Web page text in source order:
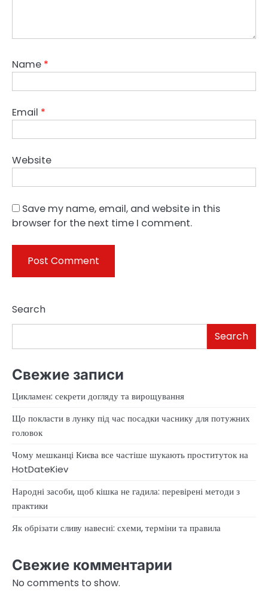
Name *
Email *
Website
Save my name, email, and website in this
browser for the next time I comment.
Search
Search
Свежие записи
Цикламен: секрети догляду та вирощування
Що покласти в лунку під час посадки часнику для потужних
головок
Чому мешканці Києва все частіше шукають проституток на
HotDateKiev
Народні засоби, щоб кішка не гадила: перевірені методи з
практики
Як обрізати сливу навесні: схеми, терміни та правила
Свежие комментарии
No comments to show.